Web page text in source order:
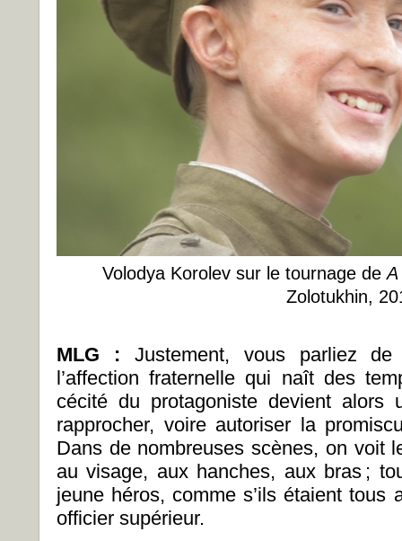
Volodya Korolev sur le tournage deA
Zolotukhin,
MLG : Justement, vous parliez
l’affection fraternelle qui naît des
cécité du protagoniste devient alors
rapprocher, voire autoriser la
Dans de nombreuses scènes, on voit
au visage, aux hanches, aux bras ;
jeune héros, comme s’ils étaient tous
officier supérieur.